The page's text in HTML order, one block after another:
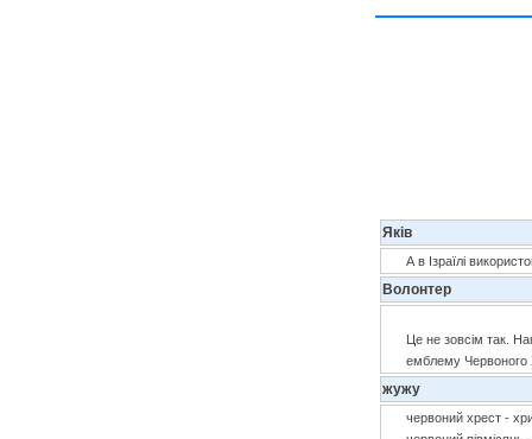
Яків
А в Ізраїлі
Волонтер
Це не зовсім так.
емблему Червоного
жужу
червоний хрест -